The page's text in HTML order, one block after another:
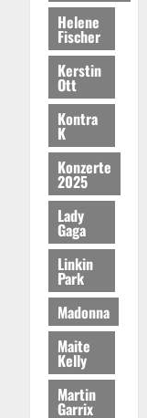
Helene
Fischer
Kerstin
Ott
Kontra
K
Konzerte
2025
Lady
Gaga
Linkin
Park
Madonna
Maite
Kelly
Martin
Garrix